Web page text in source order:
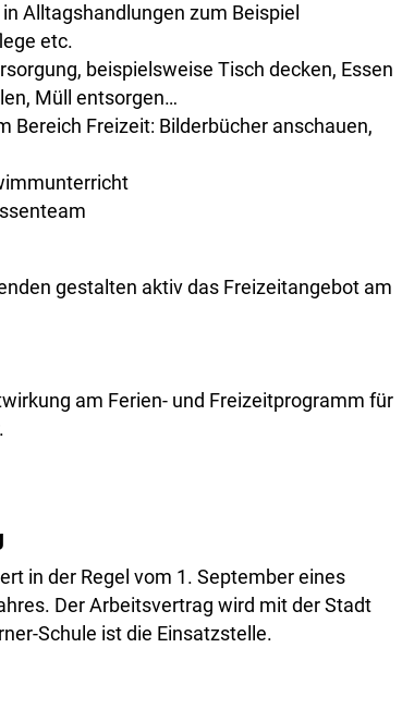
Alltagshandlungen zum Beispiel
etc.
beispielsweise Tisch decken, Essen
Müll entsorgen…
Bereich Freizeit: Bilderbücher anschauen,
gestalten aktiv das Freizeitangebot am
am Ferien- und Freizeitprogramm für
in der Regel vom 1. September eines
Der Arbeitsvertrag wird mit der Stadt
Schule ist die Einsatzstelle.